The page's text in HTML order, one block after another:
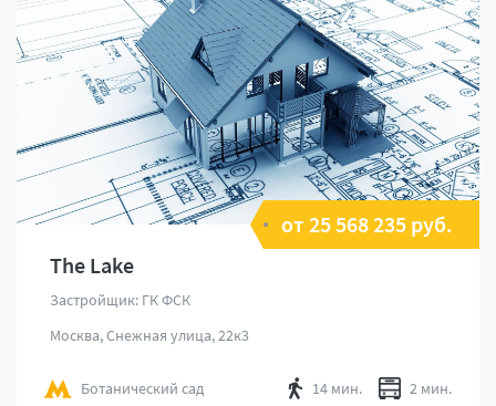
от 25 568 235 руб.
The Lake
Застройщик: ГК ФСК
Москва, Снежная улица, 22к3
Ботанический сад 14 мин. 2 мин.